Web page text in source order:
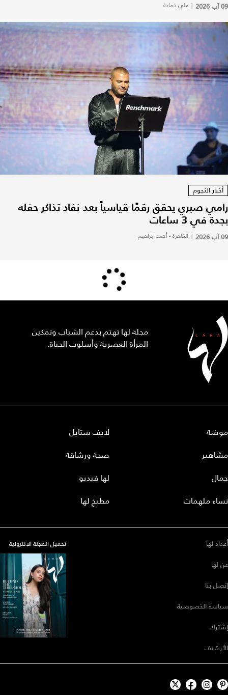
09 آب 2026 | علي حمادة
أخبار النجوم
رامي صبري يحقق رقمًا قياسياً بعد نفاد تذاكر حفله
بجدة في 3 ساعات
09 آب 2026 | القاهرة - أحمد إبراهيم
مجلة لها تهتم بدعم الشباب وتمكين
المرأة العصرية وأسلوب الحياة.
موضة
مشاهير
جمال
نساء ملهمات
لايف ستايل
صحة ورشاقة
لها فيديو
مطبخ لها
أعداد لها
عن لها
إتصل بنا
سياسة الخصوصية
إشترك
الأرشيف
تحميل المجلة الاكترونية